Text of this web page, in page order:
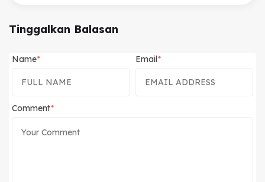
Tinggalkan Balasan
Name Email
Comment